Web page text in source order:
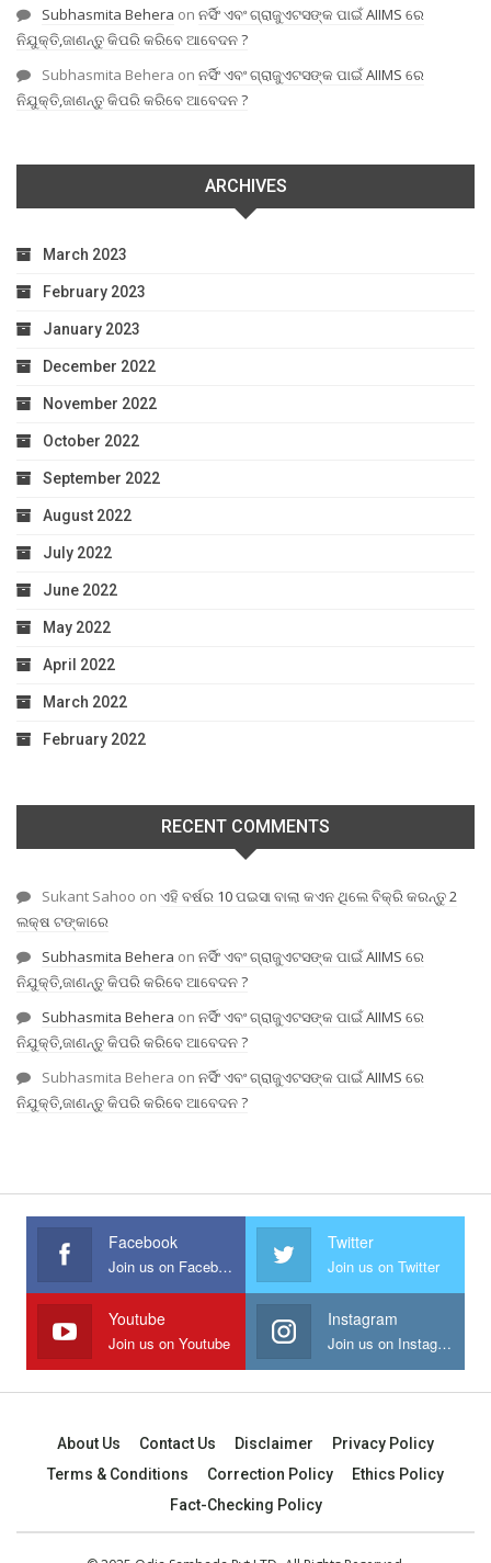
Subhasmita Behera on ନର୍ସିଂ ଏବଂ ଗ୍ରାଜୁଏଟସଙ୍କ ପାଇଁ AIIMS ରେ
ନିଯୁକ୍ତି,ଜାଣନ୍ତୁ କିପରି କରିବେ ଆବେଦନ ?
Subhasmita Behera on ନର୍ସିଂ ଏବଂ ଗ୍ରାଜୁଏଟସଙ୍କ ପାଇଁ AIIMS ରେ
ନିଯୁକ୍ତି,ଜାଣନ୍ତୁ କିପରି କରିବେ ଆବେଦନ ?
ARCHIVES
March 2023
February 2023
January 2023
December 2022
November 2022
October 2022
September 2022
August 2022
July 2022
June 2022
May 2022
April 2022
March 2022
February 2022
RECENT COMMENTS
Sukant Sahoo on ଏହି ବର୍ଷର 10 ପଇସା ବାଲା କଏନ ଥିଲେ ବିକ୍ରି କରନ୍ତୁ 2
ଲକ୍ଷ ଟଙ୍କାରେ
Subhasmita Behera on ନର୍ସିଂ ଏବଂ ଗ୍ରାଜୁଏଟସଙ୍କ ପାଇଁ AIIMS ରେ
ନିଯୁକ୍ତି,ଜାଣନ୍ତୁ କିପରି କରିବେ ଆବେଦନ ?
Subhasmita Behera on ନର୍ସିଂ ଏବଂ ଗ୍ରାଜୁଏଟସଙ୍କ ପାଇଁ AIIMS ରେ
ନିଯୁକ୍ତି,ଜାଣନ୍ତୁ କିପରି କରିବେ ଆବେଦନ ?
Subhasmita Behera on ନର୍ସିଂ ଏବଂ ଗ୍ରାଜୁଏଟସଙ୍କ ପାଇଁ AIIMS ରେ
ନିଯୁକ୍ତି,ଜାଣନ୍ତୁ କିପରି କରିବେ ଆବେଦନ ?
Facebook
Join us on Facebook
Twitter
Join us on Twitter
Youtube
Join us on Youtube
Instagram
Join us on Instagram
About Us Contact Us Disclaimer
Privacy Policy
Terms & Conditions
Correction Policy
Ethics Policy
Fact-Checking Policy